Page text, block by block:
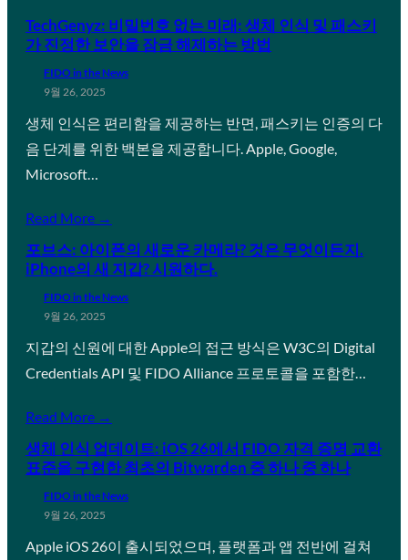
TechGenyz: 비밀번호 없는 미래: 생체 인식 및 패스키
가 진정한 보안을 잠금 해제하는 방법
FIDO in the News
9월 26, 2025
생체 인식은 편리함을 제공하는 반면, 패스키는 인증의 다
음 단계를 위한 백본을 제공합니다. Apple, Google,
Microsoft…
Read More →
포브스: 아이폰의 새로운 카메라? 것은 무엇이든지.
iPhone의 새 지갑? 시원하다.
FIDO in the News
9월 26, 2025
지갑의 신원에 대한 Apple의 접근 방식은 W3C의 Digital
Credentials API 및 FIDO Alliance 프로토콜을 포함한…
Read More →
생체 인식 업데이트: iOS 26에서 FIDO 자격 증명 교환
표준을 구현한 최초의 Bitwarden 중 하나 중 하나
FIDO in the News
9월 26, 2025
Apple iOS 26이 출시되었으며, 플랫폼과 앱 전반에 걸쳐